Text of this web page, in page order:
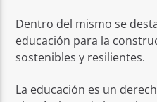
Dentro del mismo se
educación para la
sostenibles y resilientes.
La educación es un